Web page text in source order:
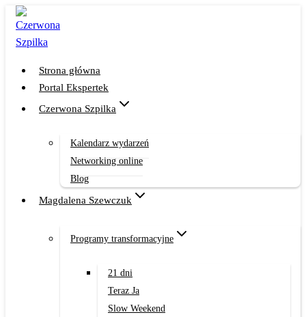
Przejdź
treści
Strona główna
Portal Ekspertek
Czerwona Szpilka
Kalendarz wydarzeń
Networking online
Blog
Magdalena Szewczuk
Programy transformacyjne
21 dni
Teraz Ja
Slow Weekend